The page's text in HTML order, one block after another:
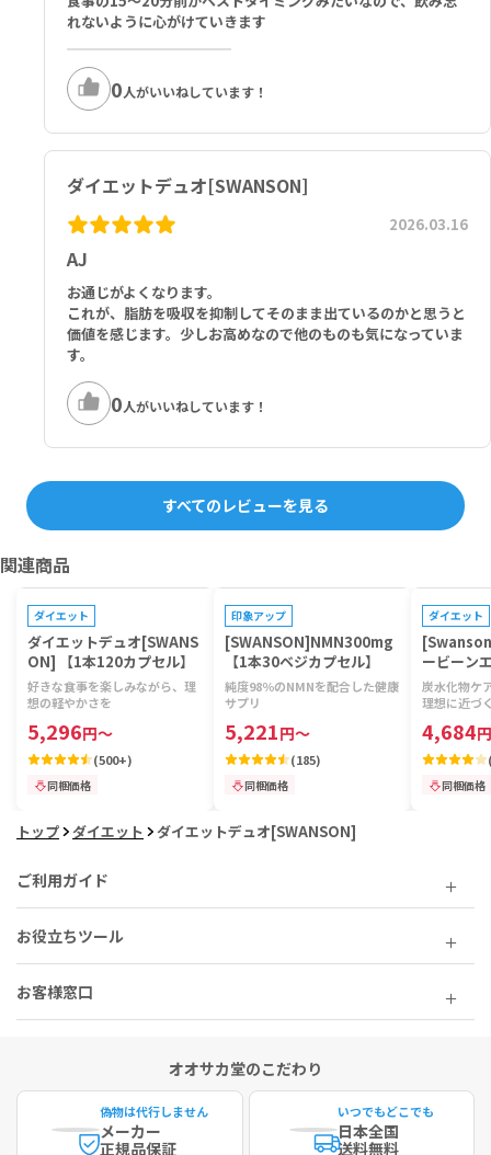
れないように心がけていきます
0人がいいねしています！
ダイエットデュオ[SWANSON]
AJ
2026.03.16
お通じがよくなります。
これが、脂肪を吸収を抑制してそのまま出ているのかと思うと
価値を感じます。少しお高めなので他のものも気になっていま
す。
0人がいいねしています！
すべてのレビューを見る
関連商品
プレゼントキャンペーン対象
ダイエット
ダイエットデュオ[SWANS
ON] 【1本120カプセル】
好きな食事を楽しみながら、理
想の軽やかさを
5,296円～
(500+)
同梱価格
印象アップ
[SWANSON]NMN300mg
【1本30ベジカプセル】
純度98％のNMNを配合した健康
サプリ
5,221円～
(185)
同梱価格
ダイエット
ービーン
【1本180
炭水化物ケ
理想に近づ
4,684円
同梱価格
トップ ダイエット ダイエットデュオ[SWANSON]
ご利用ガイド
お役立ちツール
お客様窓口
オオサカ堂のこだわり
偽物は代行しません
メーカー
正規品保証
いつでもどこでも
日本全国
送料無料